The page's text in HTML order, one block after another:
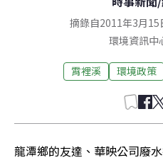
摘錄自2011年3月15
環境資訊中
霄裡溪 環境政策
龍潭鄉的友達、華映公司廢